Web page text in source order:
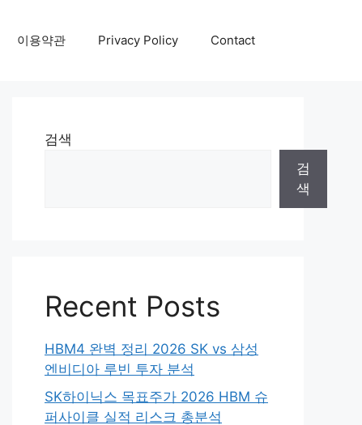
이용약관 Privacy Policy Contact
검색
검
색
Recent Posts
HBM4 완벽 정리 2026 SK vs 삼성
엔비디아 루빈 투자 분석
SK하이닉스 목표주가 2026 HBM 슈
퍼사이클 실적 리스크 총분석